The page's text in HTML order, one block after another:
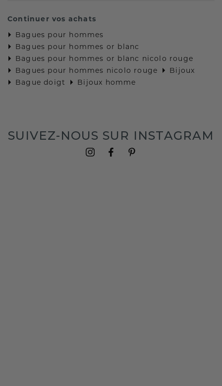
Continuer vos achats
Bagues pour hommes
Bagues pour hommes or blanc
Bagues pour hommes or blanc nicolo rouge
Bagues pour hommes nicolo rouge
Bijoux
Bague doigt
Bijoux homme
SUIVEZ-NOUS SUR INSTAGRAM